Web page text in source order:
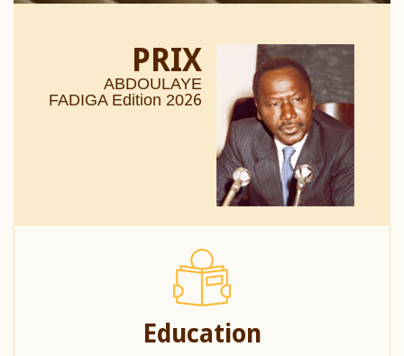
PRIX
ABDOULAYE
FADIGA Edition 2026
Education